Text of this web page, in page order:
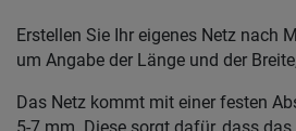
Erstellen Sie Ihr eigenes Netz nach
um Angabe der Länge und der
Das Netz kommt mit einer festen